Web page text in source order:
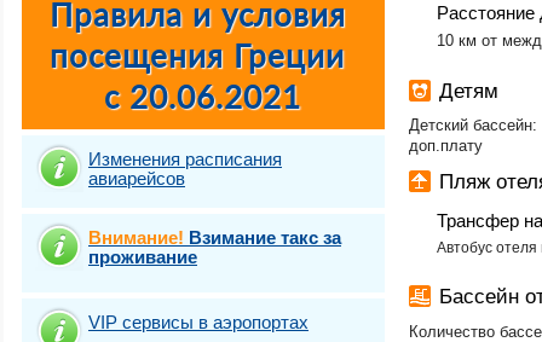
Изменения расписания
авиарейсов
Внимание! Взимание такс за
проживание
VIP сервисы в аэропортах
Расстояние
10 км от
Детям
Детский
доп.плату
Пляж
Трансфер
Автобус
Бассейн
Количество